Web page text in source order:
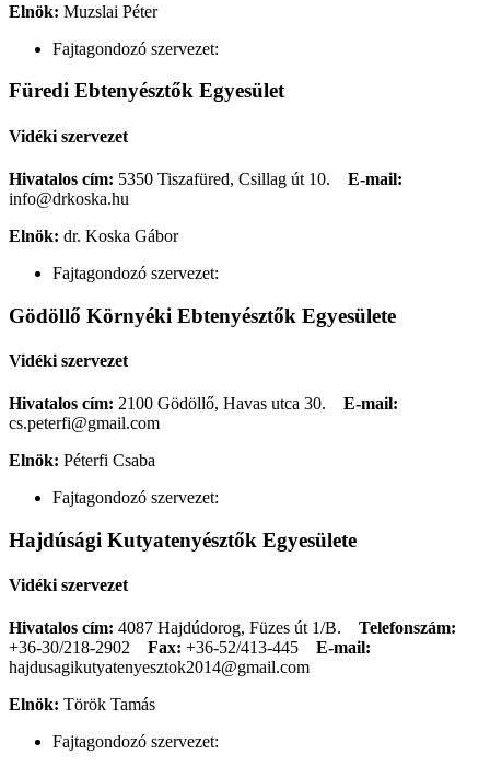
Elnök: Muzslai Péter
Fajtagondozó szervezet:
Füredi Ebtenyésztők Egyesület
Vidéki szervezet
Hivatalos cím: 5350 Tiszafüred, Csillag út 10. E-mail:
info@drkoska.hu
Elnök: dr. Koska Gábor
Fajtagondozó szervezet:
Gödöllő Környéki Ebtenyésztők Egyesülete
Vidéki szervezet
Hivatalos cím: 2100 Gödöllő, Havas utca 30. E-mail:
cs.peterfi@gmail.com
Elnök: Péterfi Csaba
Fajtagondozó szervezet:
Hajdúsági Kutyatenyésztők Egyesülete
Vidéki szervezet
Hivatalos cím: 4087 Hajdúdorog, Füzes út 1/B. Telefonszám:
+36-30/218-2902
Fax: +36-52/413-445
E-mail:
hajdusagikutyatenyesztok2014@gmail.com
Elnök: Török Tamás
Fajtagondozó szervezet: